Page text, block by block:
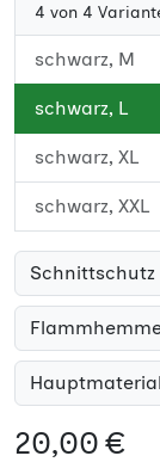
4 von 4
schwarz, M
schwarz, L
schwarz, XL
schwarz, XXL
Schnittschutz
Hauptmaterial
20,00 €